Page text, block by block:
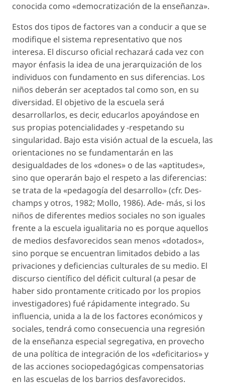
conocida como «democratización de la enseñanza».
Estos dos tipos de factores van a conducir a que se
modifique el sistema representativo que nos
interesa. El discurso oficial rechazará cada vez con
mayor énfasis la idea de una jerarquización de los
individuos con fundamento en sus diferencias. Los
niños deberán ser aceptados tal como son, en su
diversidad. El objetivo de la escuela será
desarrollarlos, es decir, educarlos apoyándose en
sus propias potencialidades y -respetando su
singularidad. Bajo esta visión actual de la escuela, las
orientaciones no se fundamentarán en las
desigualdades de los «dones» o de las «aptitudes»,
sino que operarán bajo el respeto a las diferencias:
se trata de la «pedagogía del desarrollo» (cfr. Des-
champs y otros, 1982; Mollo, 1986). Ade- más, si los
niños de diferentes medios sociales no son iguales
frente a la escuela igualitaria no es porque aquellos
de medios desfavorecidos sean menos «dotados»,
sino porque se encuentran limitados debido a las
privaciones y deficiencias culturales de su medio. El
discurso científico del déficit cultural (a pesar de
haber sido prontamente criticado por los propios
investigadores) fué rápidamente integrado. Su
influencia, unida a la de los factores económicos y
sociales, tendrá como consecuencia una regresión
de la enseñanza especial segregativa, en provecho
de una política de integración de los «deficitarios» y
de las acciones sociopedagógicas compensatorias
en las escuelas de los barrios desfavorecidos.